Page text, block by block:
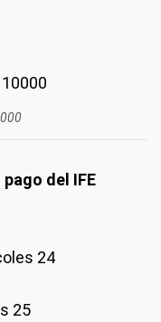
del IFE
24
25